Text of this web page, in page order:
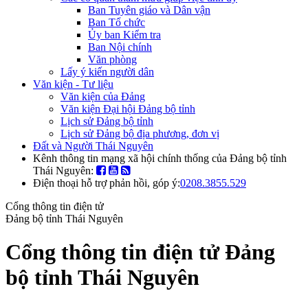
Ban Tuyên giáo và Dân vận
Ban Tổ chức
Ủy ban Kiểm tra
Ban Nội chính
Văn phòng
Lấy ý kiến người dân
Văn kiện - Tư liệu
Văn kiện của Đảng
Văn kiện Đại hội Đảng bộ tỉnh
Lịch sử Đảng bộ tỉnh
Lịch sử Đảng bộ địa phương, đơn vị
Đất và Người Thái Nguyên
Kênh thông tin mạng xã hội chính thống của Đảng bộ tỉnh
Thái Nguyên:
Điện thoại hỗ trợ phản hồi, góp ý:0208.3855.529
Cổng thông tin điện tử
Đảng bộ tỉnh Thái Nguyên
Cổng thông tin điện tử Đảng
bộ tỉnh Thái Nguyên